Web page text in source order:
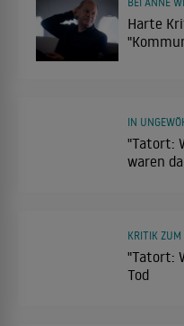
Harte
"Tatort:
waren
IN
"Tatort:
Tod
KRITIK ZUM